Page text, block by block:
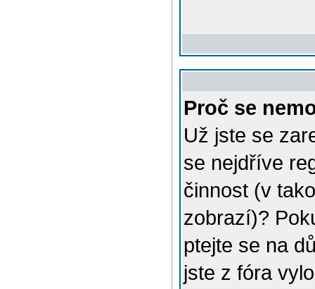
Proč se
Už jste se
se nejdříve
činnost (v
zobrazí)?
ptejte se na
jste z fóra